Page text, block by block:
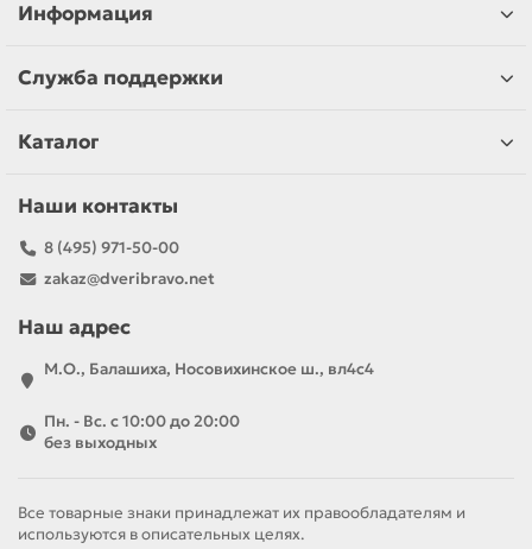
Информация
Служба поддержки
Каталог
Наши контакты
8 (495) 971-50-00
zakaz@dveribravo.net
Наш адрес
М.О., Балашиха, Носовихинское ш., вл4с4
Пн. - Вс. с 10:00 до 20:00
без выходных
Все товарные знаки принадлежат их правообладателям и
используются в описательных целях.